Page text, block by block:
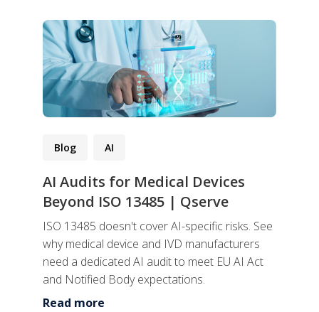
Blog AI
AI Audits for Medical Devices
Beyond ISO 13485 | Qserve
ISO 13485 doesn't cover AI-specific risks. See
why medical device and IVD manufacturers
need a dedicated AI audit to meet EU AI Act
and Notified Body expectations.
Read more